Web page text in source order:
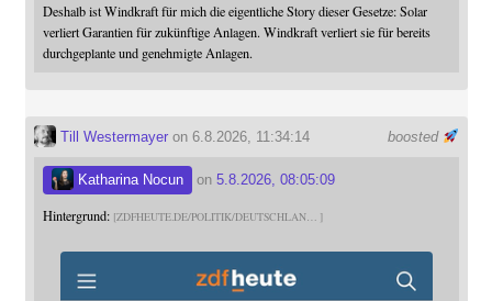
Deshalb ist Windkraft für mich die eigentliche Story dieser Gesetze: Solar
verliert Garantien für zukünftige Anlagen. Windkraft verliert sie für bereits
durchgeplante und genehmigte Anlagen.
boosted
Till Westermayeron 6.8.2026, 11:34:14
Katharina Nocun on 5.8.2026, 08:05:09
Hintergrund: ZDFHEUTE.DE/POLITIK/DEUTSCHLAN